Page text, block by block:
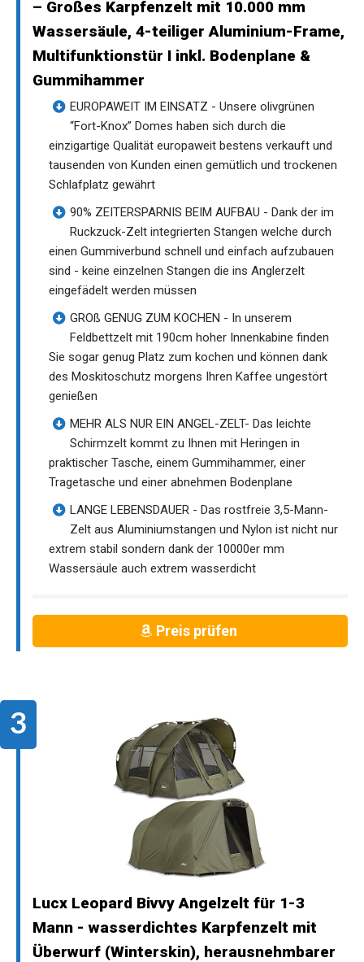
– Großes Karpfenzelt mit 10.000 mm
Wassersäule, 4-teiliger Aluminium-Frame,
Multifunktionstür I inkl. Bodenplane &
Gummihammer
EUROPAWEIT IM EINSATZ - Unsere olivgrünen
“Fort-Knox” Domes haben sich durch die
einzigartige Qualität europaweit bestens verkauft und
tausenden von Kunden einen gemütlich und trockenen
Schlafplatz gewährt
90% ZEITERSPARNIS BEIM AUFBAU - Dank der im
Ruckzuck-Zelt integrierten Stangen welche durch
einen Gummiverbund schnell und einfach aufzubauen
sind - keine einzelnen Stangen die ins Anglerzelt
eingefädelt werden müssen
GROß GENUG ZUM KOCHEN - In unserem
Feldbettzelt mit 190cm hoher Innenkabine finden
Sie sogar genug Platz zum kochen und können dank
des Moskitoschutz morgens Ihren Kaffee ungestört
genießen
MEHR ALS NUR EIN ANGEL-ZELT- Das leichte
Schirmzelt kommt zu Ihnen mit Heringen in
praktischer Tasche, einem Gummihammer, einer
Tragetasche und einer abnehmen Bodenplane
LANGE LEBENSDAUER - Das rostfreie 3,5-Mann-
Zelt aus Aluminiumstangen und Nylon ist nicht nur
extrem stabil sondern dank der 10000er mm
Wassersäule auch extrem wasserdicht
Preis prüfen
Lucx Leopard Bivvy Angelzelt für 1-3
Mann - wasserdichtes Karpfenzelt mit
Überwurf (Winterskin), herausnehmbarer